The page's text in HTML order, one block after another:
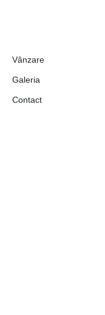
Vânzare
Galeria
Contact